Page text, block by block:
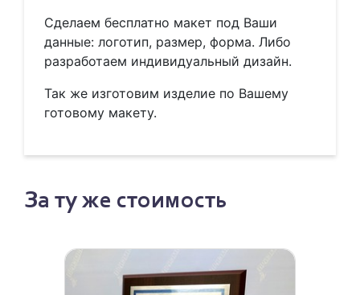
Сделаем бесплатно макет под Ваши
данные: логотип, размер, форма. Либо
разработаем индивидуальный дизайн.
Так же изготовим изделие по Вашему
готовому макету.
За ту же стоимость